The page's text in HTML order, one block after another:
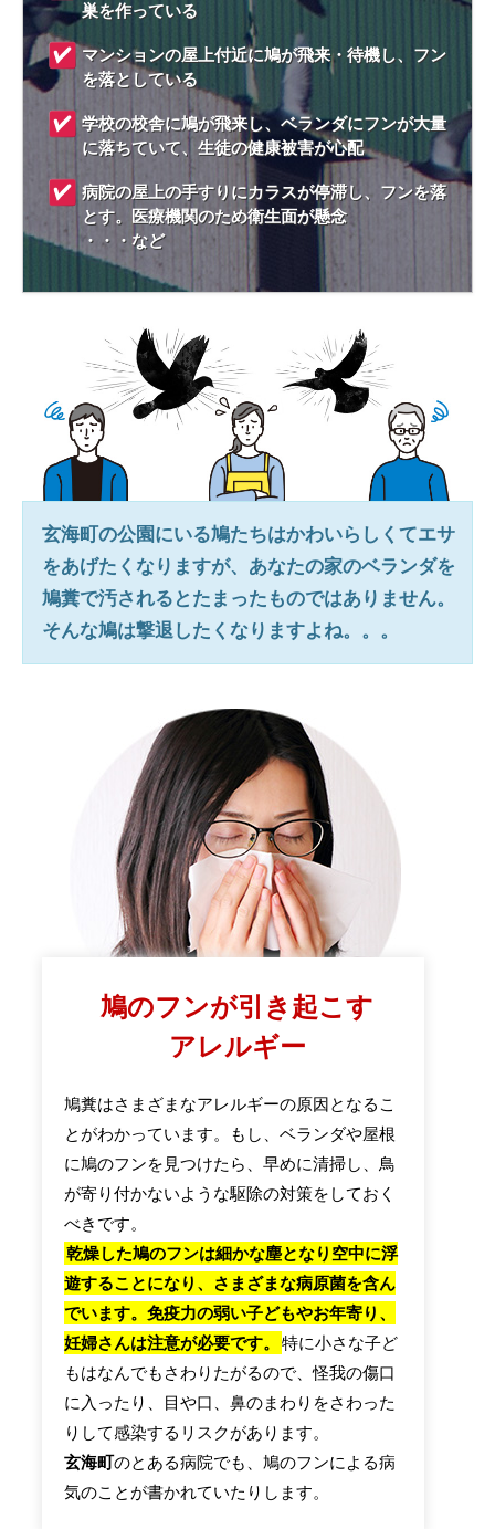
巣を作っている
マンションの屋上付近に鳩が飛来・待機し、フン
を落としている
学校の校舎に鳩が飛来し、ベランダにフンが大量
に落ちていて、生徒の健康被害が心配
病院の屋上の手すりにカラスが停滞し、フンを落
とす。医療機関のため衛生面が懸念
・・・など
玄海町の公園にいる鳩たちはかわいらしくてエサ
をあげたくなりますが、あなたの家のベランダを
鳩糞で汚されるとたまったものではありません。
そんな鳩は撃退したくなりますよね。。。
鳩のフンが引き起こす
アレルギー
鳩糞はさまざまなアレルギーの原因となるこ
とがわかっています。もし、ベランダや屋根
に鳩のフンを見つけたら、早めに清掃し、鳥
が寄り付かないような駆除の対策をしておく
べきです。
乾燥した鳩のフンは細かな塵となり空中に浮
遊することになり、さまざまな病原菌を含ん
でいます。免疫力の弱い子どもやお年寄り、
妊婦さんは注意が必要です。
特に小さな子ど
もはなんでもさわりたがるので、怪我の傷口
に入ったり、目や口、鼻のまわりをさわった
りして感染するリスクがあります。
玄海町のとある病院でも、鳩のフンによる病
気のことが書かれていたりします。